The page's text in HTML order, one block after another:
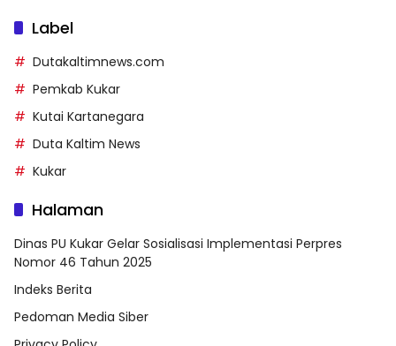
Label
Dutakaltimnews.com
Pemkab Kukar
Kutai Kartanegara
Duta Kaltim News
Kukar
Halaman
Dinas PU Kukar Gelar Sosialisasi Implementasi Perpres
Nomor 46 Tahun 2025
Indeks Berita
Pedoman Media Siber